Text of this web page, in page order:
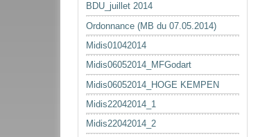
BDU_juillet 2014
Ordonnance (MB du 07.05.2014)
Midis01042014
Midis06052014_MFGodart
Midis06052014_HOGE KEMPEN
Midis22042014_1
Midis22042014_2